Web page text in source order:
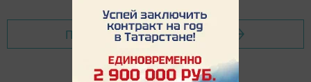
Перейти на страницу новости